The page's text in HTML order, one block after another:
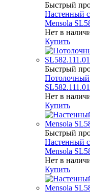
Быстрый
Настенный
Mensola
Нет в
Купить
Быстрый
Потолочный
SL582.111.01
Нет в
Купить
Быстрый
Настенный
Mensola
Нет в
Купить